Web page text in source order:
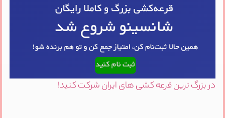
در بزرگ ترین قرعه کشی های ایران شرکت کنید!